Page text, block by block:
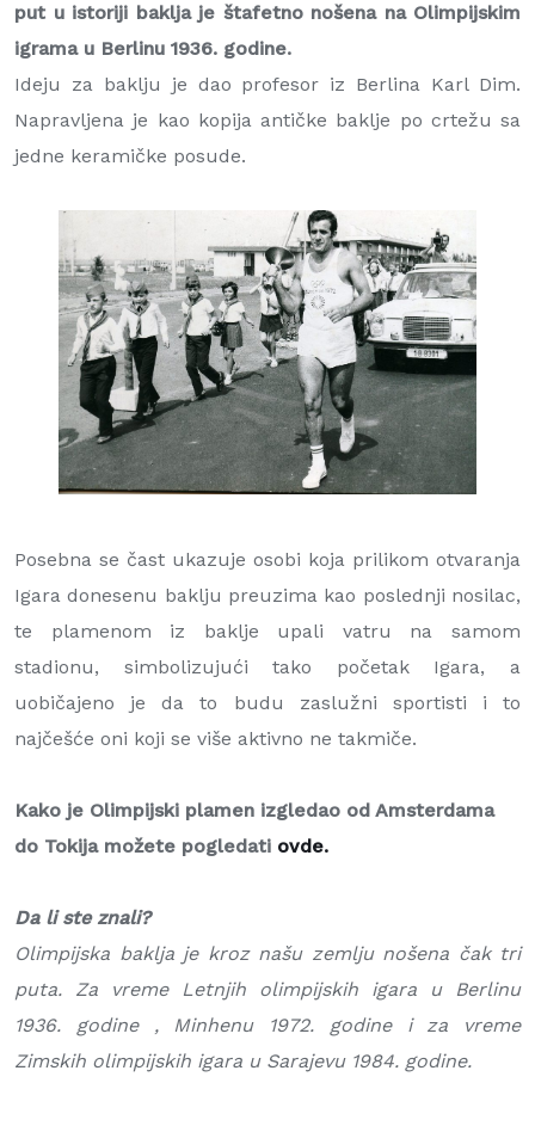
put u istoriji baklja je štafetno nošena na Olimpijskim
igrama u Berlinu 1936. godine.
Ideju za baklju je dao profesor iz Berlina Karl Dim.
Napravljena je kao kopija antičke baklje po crtežu sa
jedne keramičke posude.
Posebna se čast ukazuje osobi koja prilikom otvaranja
Igara donesenu baklju preuzima kao poslednji nosilac,
te plamenom iz baklje upali vatru na samom
stadionu, simbolizujući tako početak Igara, a
uobičajeno je da to budu zaslužni sportisti i to
najčešće oni koji se više aktivno ne takmiče.
Kako je Olimpijski plamen izgledao od Amsterdama
do Tokija možete pogledati ovde.
Da li ste znali?
Olimpijska baklja je kroz našu zemlju nošena čak tri
puta. Za vreme Letnjih olimpijskih igara u Berlinu
1936. godine , Minhenu 1972. godine i za vreme
Zimskih olimpijskih igara u Sarajevu 1984. godine.